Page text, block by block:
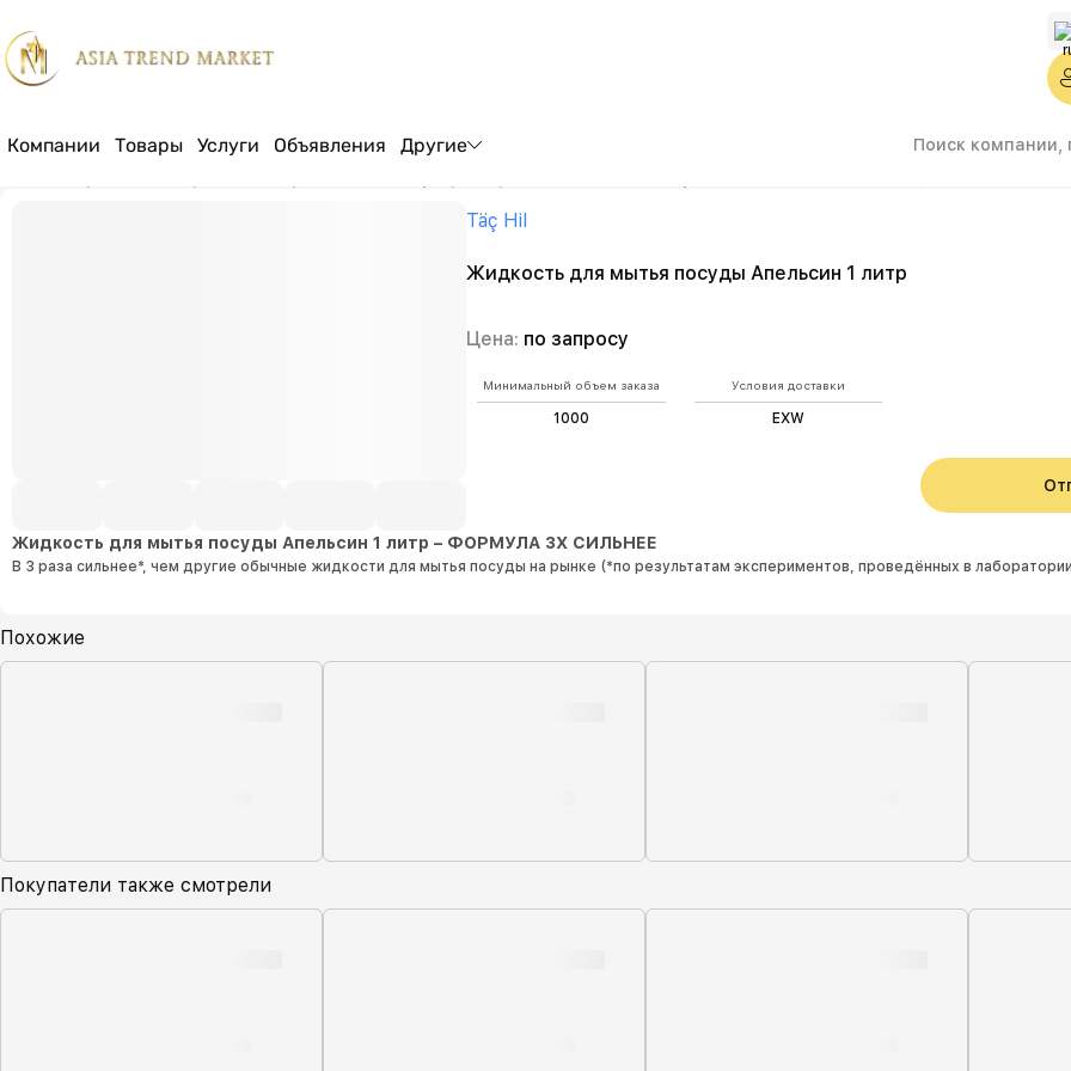
Компании Товары Услуги Объявления Другие
Täç Hil
Жидкость для мытья посуды Апельсин 1 литр
Цена: по запросу
Минимальный объем заказа
1000
Условия доставки
EXW
Жидкость для мытья посуды Апельсин 1 литр – ФОРМУЛА 3Х СИЛЬНЕЕ
В 3 раза сильнее*, чем другие обычные жидкости для мытья посуды на рынке (*по результатам экспериментов, проведённых в
Похожие
Покупатели также смотрели